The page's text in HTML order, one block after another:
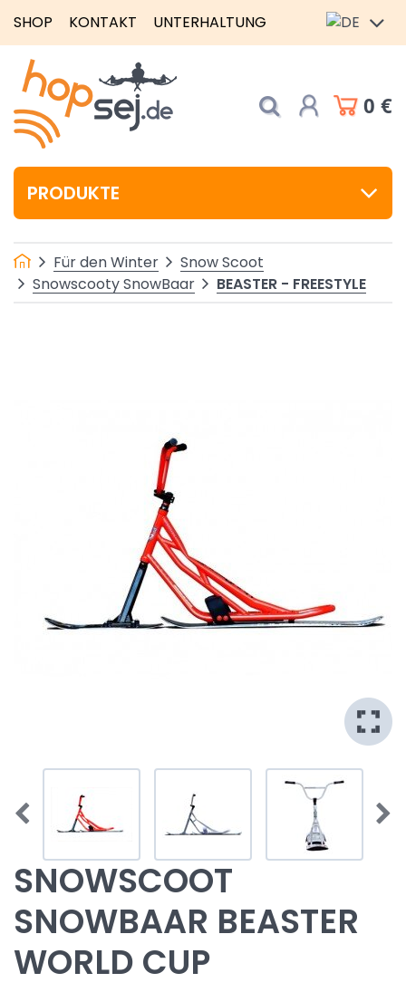
SHOP KONTAKT UNTERHALTUNG
0 €
PRODUKTE
Für den Winter
Snow Scoot
Snowscooty SnowBaar
BEASTER - FREESTYLE
SNOWSCOOT
SNOWBAAR BEASTER
WORLD CUP